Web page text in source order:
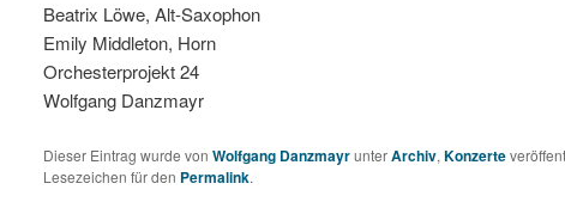
Beatrix Löwe, Alt-Saxophon
Emily Middleton, Horn
Orchesterprojekt 24
Wolfgang Danzmayr
Dieser Eintrag wurde von Wolfgang DanzmayrunterArchiv, Konzerte
Lesezeichen für den Permalink.